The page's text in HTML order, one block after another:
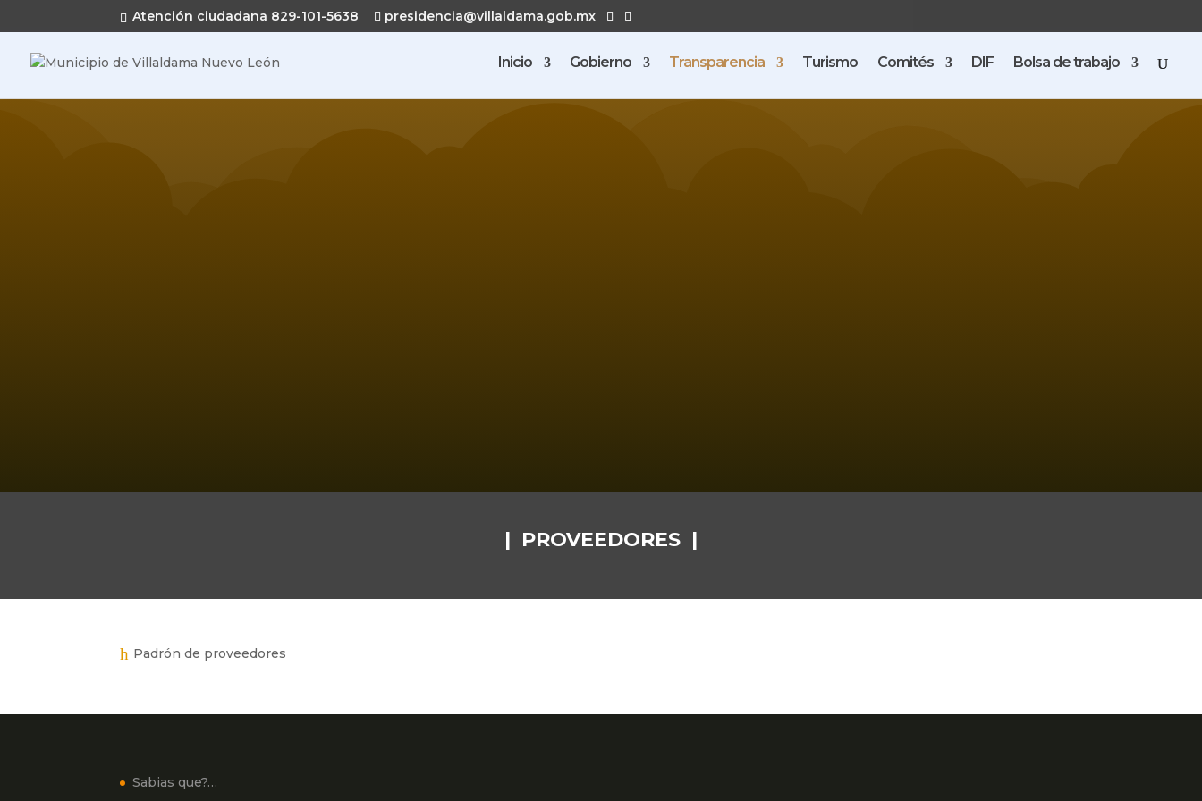
Atención ciudadana 829-101-5638 presidencia@villaldama.gob.mx
Inicio Gobierno Transparencia Turismo Comités DIF Bolsa de trabajo
Villaldama
| PROVEEDORES |
h Padrón de proveedores
Sabias que?…